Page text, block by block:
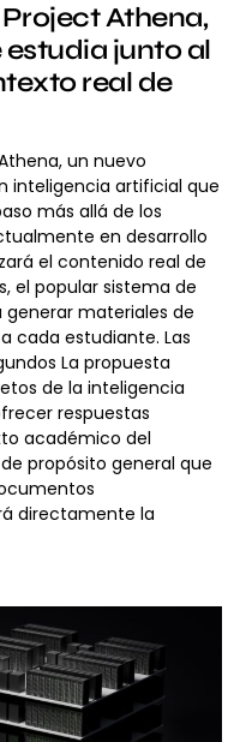
Athena,
estudia junto al
real de
un nuevo
inteligencia artificial que
más allá de los
en desarrollo
el contenido real de
el popular sistema de
generar materiales de
cada estudiante. Las
La propuesta
de la inteligencia
respuestas
académico del
propósito general que
directamente la